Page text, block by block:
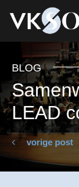
BLOG
LEAD
vorige post